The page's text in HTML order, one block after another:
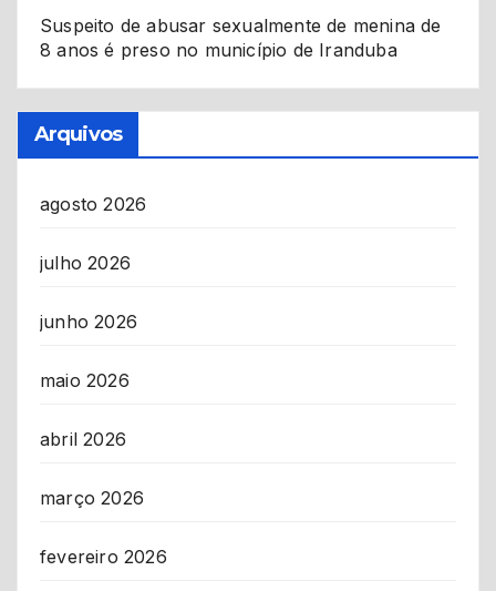
Suspeito de abusar sexualmente de menina de
8 anos é preso no município de Iranduba
Arquivos
agosto 2026
julho 2026
junho 2026
maio 2026
abril 2026
março 2026
fevereiro 2026